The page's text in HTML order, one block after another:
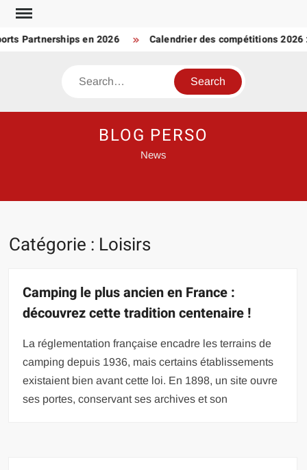
Skip
content
en 2026 Calendrier des compétitions 2026 : ce
Search
BLOG PERSO
News
Catégorie : Loisirs
Camping le plus ancien en France :
découvrez cette tradition centenaire !
La réglementation française encadre les terrains de
camping depuis 1936, mais certains établissements
existaient bien avant cette loi. En 1898, un site ouvre
ses portes, conservant ses archives et son